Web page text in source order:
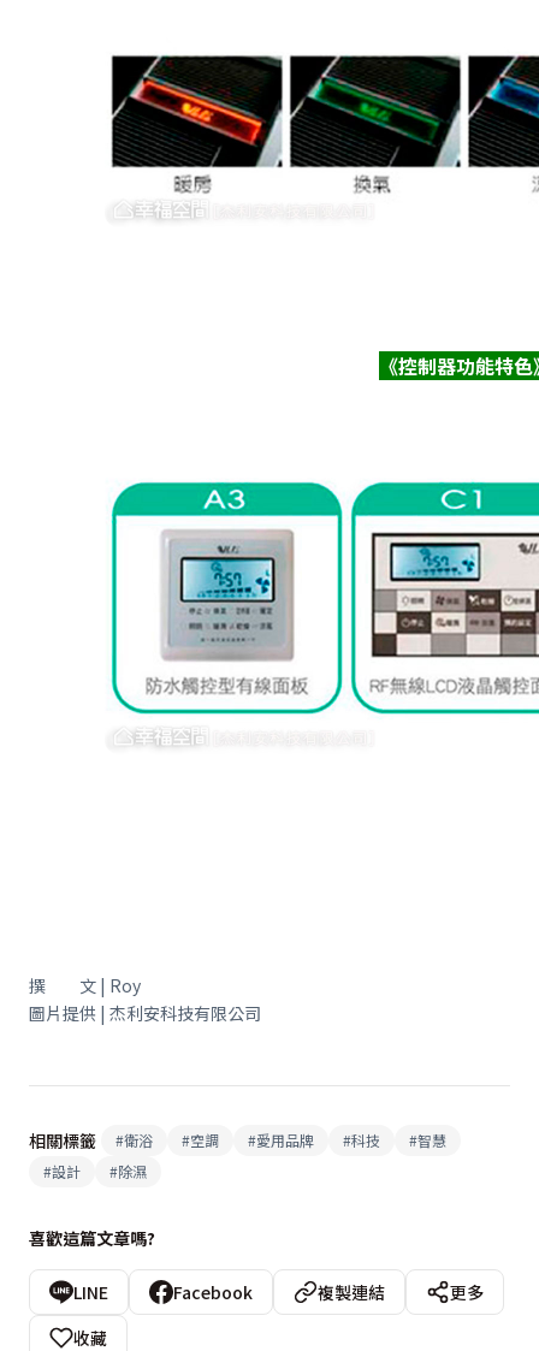
《控制器功能特色
撰 文 | Roy
圖片提供 | 杰利安科技有限公司
相關標籤 #衛浴 #空調 #愛用品牌 #科技 #智慧
#設計 #除濕
喜歡這篇文章嗎?
LINE Facebook 複製連結
更多
收藏